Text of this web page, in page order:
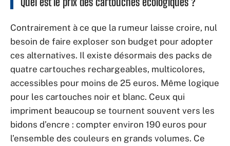
Contrairement à ce que la rumeur laisse croire, nul
besoin de faire exploser son budget pour adopter
ces alternatives. Il existe désormais des packs de
quatre cartouches rechargeables, multicolores,
accessibles pour moins de 25 euros. Même logique
pour les cartouches noir et blanc. Ceux qui
impriment beaucoup se tournent souvent vers les
bidons d’encre : compter environ 190 euros pour
l’ensemble des couleurs en grands volumes. Ce